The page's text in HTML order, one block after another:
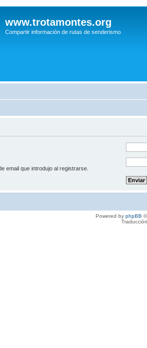
www.trotamontes.org
Compartir información de rutas de senderismo
email que introdujo al registrarse.
Powered by phpBB